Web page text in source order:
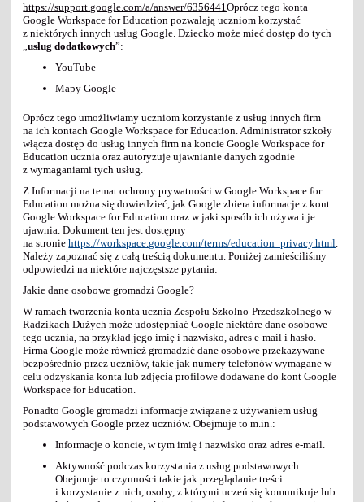
https://support.google.com/a/answer/6356441Oprócz tego konta
Google Workspace for Education pozwalają uczniom korzystać
z niektórych innych usług Google. Dziecko może mieć dostęp do tych
„usług dodatkowych”:
YouTube
Mapy Google
Oprócz tego umożliwiamy uczniom korzystanie z usług innych firm
na ich kontach Google Workspace for Education. Administrator szkoły
włącza dostęp do usług innych firm na koncie Google Workspace for
Education ucznia oraz autoryzuje ujawnianie danych zgodnie
z wymaganiami tych usług.
Z Informacji na temat ochrony prywatności w Google Workspace for
Education można się dowiedzieć, jak Google zbiera informacje z kont
Google Workspace for Education oraz w jaki sposób ich używa i je
ujawnia. Dokument ten jest dostępny
na stroniehttps://workspace.google.com/terms/education_privacy.html.
Należy zapoznać się z całą treścią dokumentu. Poniżej zamieściliśmy
odpowiedzi na niektóre najczęstsze pytania:
Jakie dane osobowe gromadzi Google?
W ramach tworzenia konta ucznia Zespołu Szkolno-Przedszkolnego w
Radzikach Dużych może udostępniać Google niektóre dane osobowe
tego ucznia, na przykład jego imię i nazwisko, adres e-mail i hasło.
Firma Google może również gromadzić dane osobowe przekazywane
bezpośrednio przez uczniów, takie jak numery telefonów wymagane w
celu odzyskania konta lub zdjęcia profilowe dodawane do kont Google
Workspace for Education.
Ponadto Google gromadzi informacje związane z używaniem usług
podstawowych Google przez uczniów. Obejmuje to m.in.:
Informacje o koncie, w tym imię i nazwisko oraz adres e-mail.
Aktywność podczas korzystania z usług podstawowych.
Obejmuje to czynności takie jak przeglądanie treści
i korzystanie z nich, osoby, z którymi uczeń się komunikuje lub